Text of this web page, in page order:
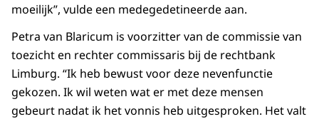
moeilijk”, vulde een medegedetineerde aan.
Petra van Blaricum is voorzitter van de commissie van
toezicht en rechter commissaris bij de rechtbank
Limburg. “Ik heb bewust voor deze nevenfunctie
gekozen. Ik wil weten wat er met deze mensen
gebeurt nadat ik het vonnis heb uitgesproken. Het valt